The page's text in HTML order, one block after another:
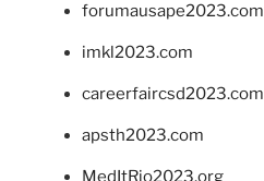
forumausape2023.com
imkl2023.com
careerfaircsd2023.com
apsth2023.com
MedItRio2023.org